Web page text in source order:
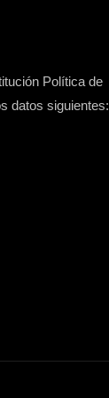
Política de
datos siguientes: